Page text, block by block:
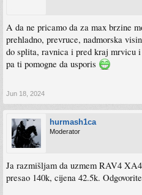
A da ne pricamo da za max brzine
prehladno, prevruce, nadmorska
do splita, ravnica i pred kraj mrvicu
pa ti pomogne da usporis
Jun 18, 2024
hurmash1ca
Moderator
Ja razmišljam da uzmem RAV4
presao 140k, cijena 42.5k.